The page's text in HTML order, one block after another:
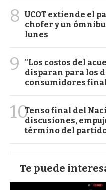
8 UCOT extiende el
chofer y un
lunes
9
"Los costos del
disparan para los
consumidores
10Tenso final del
discusiones,
término del
Te puede